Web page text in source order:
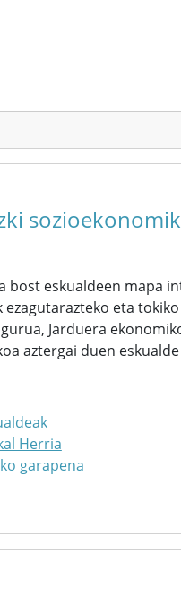
bost eskualdeen mapa
eta
Jarduera
aztergai duen
Herria
garapena